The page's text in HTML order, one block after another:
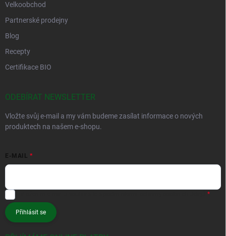
Velkoobchod
Partnerské prodejny
Blog
Recepty
Certifikace BIO
ODEBÍRAT NEWSLETTER
Vložte svůj e-mail a my vám budeme zasílat informace o nových
produktech na našem e-shopu.
E-MAIL
Přihlásit se